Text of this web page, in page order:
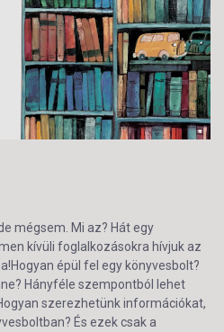
mégsem. Mi az? Hát egy
kívüli foglalkozásokra hívjuk az
épül fel egy könyvesbolt?
Hányféle szempontból lehet
szerezhetünk információkat,
És ezek csak a